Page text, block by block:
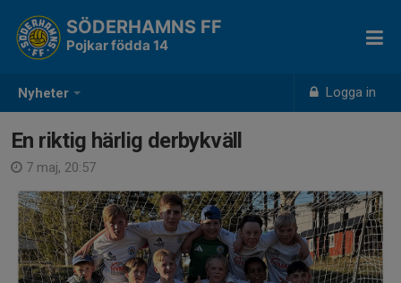
Nyheter Logga in
SÖDERHAMNS FF
Pojkar födda 14
En riktig härlig derbykväll
7 maj, 20:57